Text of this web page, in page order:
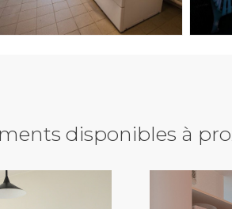
disponibles à